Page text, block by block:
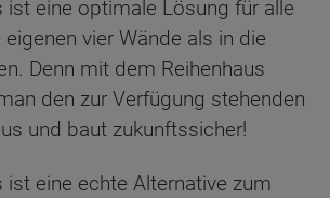
ist eine optimale Lösung für alle
vier Wände als in die
Denn mit dem Reihenhaus
den zur Verfügung stehenden
und baut zukunftssicher!
ist eine echte Alternative zum